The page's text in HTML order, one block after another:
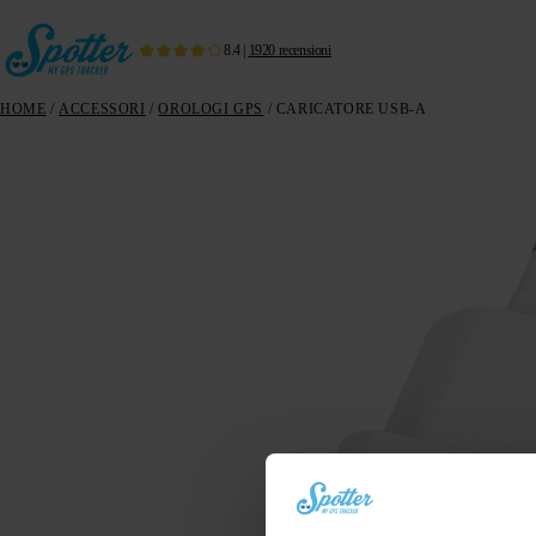
8.4| 1920 recensioni
HOME / ACCESSORI /OROLOGI GPS / CARICATORE USB-A